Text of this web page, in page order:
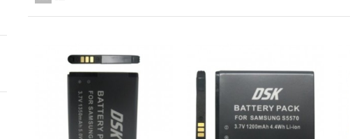
COJINETE RODAMIENTOS FAGOR-
BRANDT